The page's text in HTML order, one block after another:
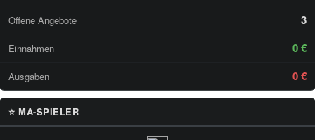
Offene Angebote 3
Einnahmen 0 €
Ausgaben 0 €
⭐ MA-SPIELER